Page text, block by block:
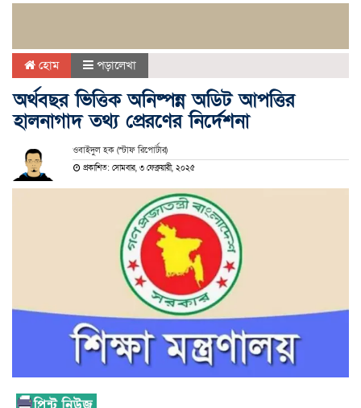
হোম পড়ালেখা
অর্থবছর ভিত্তিক অনিষ্পন্ন অডিট আপত্তির
হালনাগাদ তথ্য প্রেরণের নির্দেশনা
ওবাইদুল হক (স্টাফ রিপোর্টার)
প্রকাশিত: সোমবার, ৩ ফেব্রুয়ারী, ২০২৫